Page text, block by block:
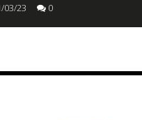
03/23 0